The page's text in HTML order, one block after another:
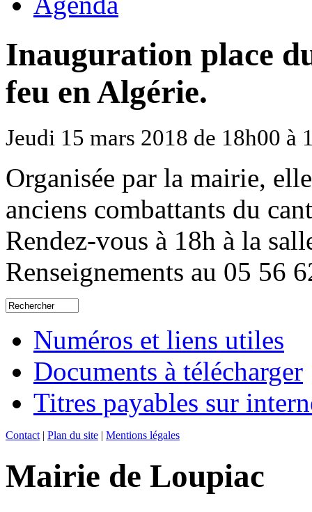
Inauguration place
feu en Algérie.
Jeudi 15 mars 2018 de 18h00 à
Organisée par la mairie,
anciens combattants du
Rendez-vous à 18h à la
Renseignements au 05 56
Numéros et liens utiles
Documents à télécharger
Titres payables sur
Contact | Plan du site | Mentions légales
Mairie de Loupiac